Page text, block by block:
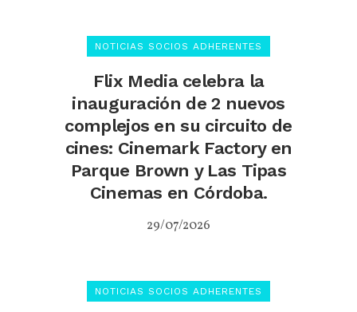
NOTICIAS SOCIOS ADHERENTES
Flix Media celebra la
inauguración de 2 nuevos
complejos en su circuito de
cines: Cinemark Factory en
Parque Brown y Las Tipas
Cinemas en Córdoba.
29/07/2026
NOTICIAS SOCIOS ADHERENTES